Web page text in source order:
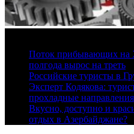
Поток прибывающих на
полгода вырос на треть
Российские туристы в
Эксперт Кодякова:
прохладные направления
Вкусно, доступно и
отдых в Азербайджане?